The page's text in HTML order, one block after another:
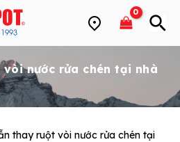
nước rửa chén tại nhà
thay ruột vòi nước rửa chén tại